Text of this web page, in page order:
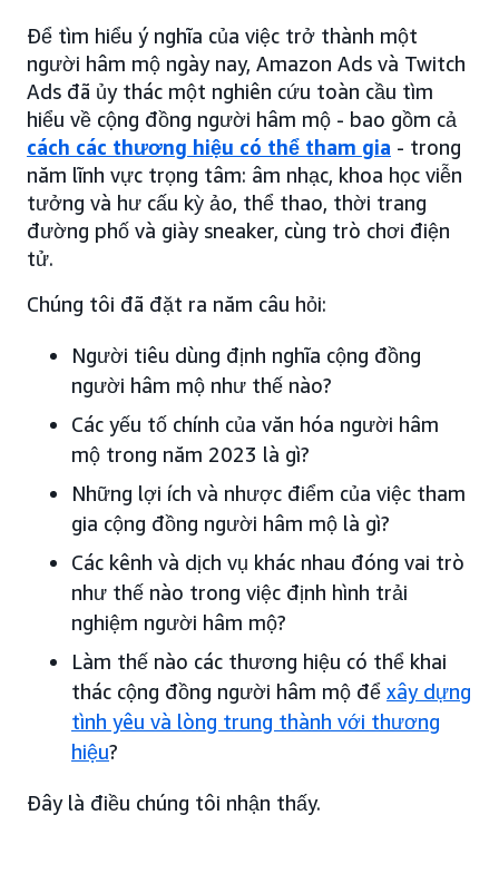
Để tìm hiểu ý nghĩa của việc trở thành một
người hâm mộ ngày nay, Amazon Ads và Twitch
Ads đã ủy thác một nghiên cứu toàn cầu tìm
hiểu về cộng đồng người hâm mộ - bao gồm cả
cách các thương hiệu có thể tham gia - trong
năm lĩnh vực trọng tâm: âm nhạc, khoa học viễn
tưởng và hư cấu kỳ ảo, thể thao, thời trang
đường phố và giày sneaker, cùng trò chơi điện
tử.
Chúng tôi đã đặt ra năm câu hỏi:
Người tiêu dùng định nghĩa cộng đồng
người hâm mộ như thế nào?
Các yếu tố chính của văn hóa người hâm
mộ trong năm 2023 là gì?
Những lợi ích và nhược điểm của việc tham
gia cộng đồng người hâm mộ là gì?
Các kênh và dịch vụ khác nhau đóng vai trò
như thế nào trong việc định hình trải
nghiệm người hâm mộ?
Làm thế nào các thương hiệu có thể khai
thác cộng đồng người hâm mộ để xây dựng
tình yêu và lòng trung thành với thương
hiệu?
Đây là điều chúng tôi nhận thấy.